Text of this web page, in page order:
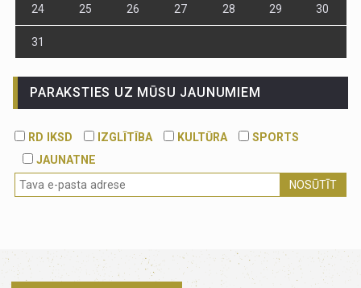
24 25 26 27 28 29 30
31
PARAKSTIES UZ MŪSU JAUNUMIEM
RD IKSD IZGLĪTĪBA KULTŪRA
SPORTS
JAUNATNE
NOSŪTĪT